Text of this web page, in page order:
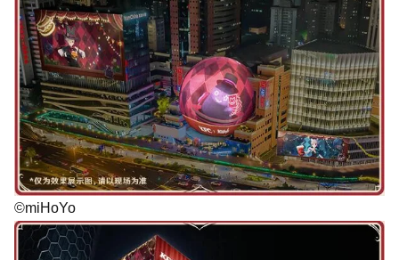
©miHoYo